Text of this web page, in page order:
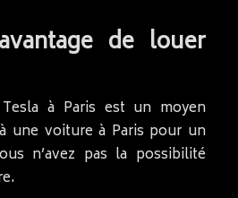
de louer
à Paris est un moyen
une voiture à Paris pour un
n’avez pas la possibilité